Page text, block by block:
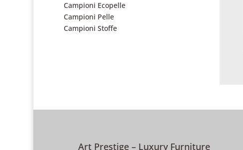
Campioni Ecopelle
Campioni Pelle
Campioni Stoffe
Art Prestige – Luxury Furniture